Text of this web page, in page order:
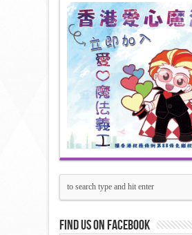
Find us on Facebook